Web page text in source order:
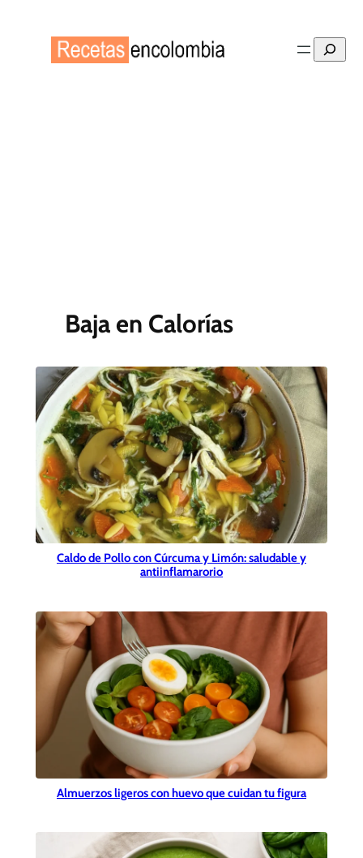
contenido
Buscar
Baja en Calorías
Caldo de Pollo con Cúrcuma y Limón: saludable y
antiinflamarorio
Almuerzos ligeros con huevo que cuidan tu figura